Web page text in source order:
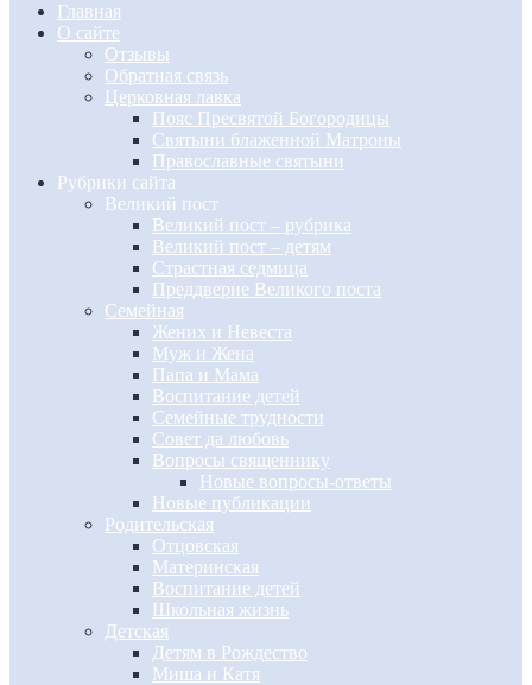
Главная
О сайте
Отзывы
Обратная связь
Церковная лавка
Пояс Пресвятой Богородицы
Святыни блаженной Матроны
Православные святыни
Рубрики сайта
Великий пост
Великий пост – рубрика
Великий пост – детям
Страстная седмица
Преддверие Великого поста
Семейная
Жених и Невеста
Муж и Жена
Папа и Мама
Воспитание детей
Семейные трудности
Совет да любовь
Вопросы священнику
Новые вопросы-ответы
Новые публикации
Родительская
Отцовская
Материнская
Воспитание детей
Школьная жизнь
Детская
Детям в Рождество
Миша и Катя